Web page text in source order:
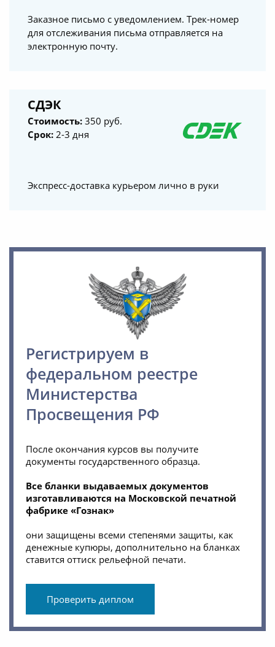
Заказное письмо с уведомлением. Трек-номер
для отслеживания письма отправляется на
электронную почту.
СДЭК
Стоимость: 350 руб.
Срок: 2-3 дня
Экспресс-доставка курьером лично в руки
Регистрируем в
федеральном реестре
Министерства
Просвещения РФ
После окончания курсов вы получите
документы государственного образца.
Все бланки выдаваемых документов
изготавливаются на Московской печатной
фабрике «Гознак»
они защищены всеми степенями защиты, как
денежные купюры, дополнительно на бланках
ставится оттиск рельефной печати.
Проверить диплом